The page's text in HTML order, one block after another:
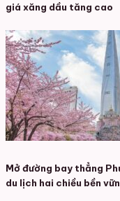
giá xăng dầu tăng cao
Mở đường bay thẳng
du lịch hai chiều bền